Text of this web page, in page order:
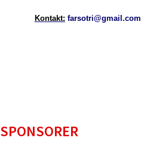
Kontakt: farsotri@gmail.com
SPONSORER